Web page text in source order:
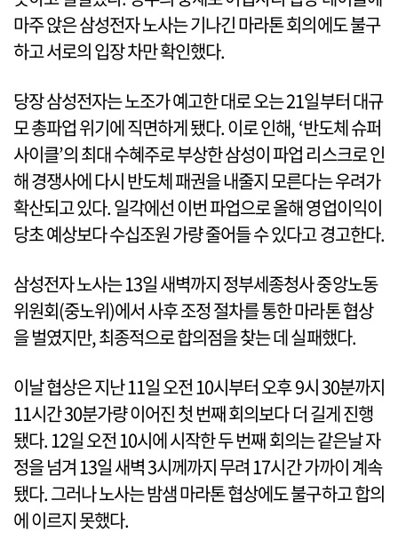
마주 앉은 삼성전자 노사는 기나긴 마라톤 회의에도 불구
하고 서로의 입장 차만 확인했다.
당장 삼성전자는 노조가 예고한 대로 오는 21일부터 대규
모 총파업 위기에 직면하게 됐다. 이로 인해, ‘반도체 슈퍼
사이클’의 최대 수혜주로 부상한 삼성이 파업 리스크로 인
해 경쟁사에 다시 반도체 패권을 내줄지 모른다는 우려가
확산되고 있다. 일각에선 이번 파업으로 올해 영업이익이
당초 예상보다 수십조원 가량 줄어들 수 있다고 경고한다.
삼성전자 노사는 13일 새벽까지 정부세종청사 중앙노동
위원회(중노위)에서 사후 조정 절차를 통한 마라톤 협상
을 벌였지만, 최종적으로 합의점을 찾는 데 실패했다.
이날 협상은 지난 11일 오전 10시부터 오후 9시 30분까지
11시간 30분가량 이어진 첫 번째 회의보다 더 길게 진행
됐다. 12일 오전 10시에 시작한 두 번째 회의는 같은날 자
정을 넘겨 13일 새벽 3시께까지 무려 17시간 가까이 계속
됐다. 그러나 노사는 밤샘 마라톤 협상에도 불구하고 합의
에 이르지 못했다.